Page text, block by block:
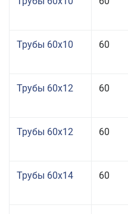
Трубы 60x10 60
Трубы 60x12 60
Трубы 60x12 60
Трубы 60x14 60